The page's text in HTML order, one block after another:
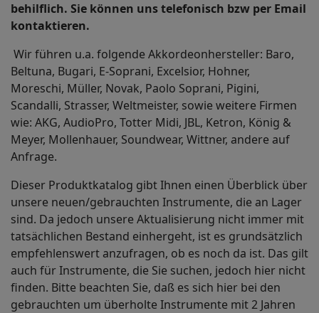
behilflich. Sie können uns telefonisch bzw per Email
kontaktieren.
Wir führen u.a. folgende Akkordeonhersteller: Baro,
Beltuna, Bugari, E-Soprani, Excelsior, Hohner,
Moreschi, Müller, Novak, Paolo Soprani, Pigini,
Scandalli, Strasser, Weltmeister, sowie weitere Firmen
wie: AKG, AudioPro, Totter Midi, JBL, Ketron, König &
Meyer, Mollenhauer, Soundwear, Wittner, andere auf
Anfrage.
Dieser Produktkatalog gibt Ihnen einen Überblick über
unsere neuen/gebrauchten Instrumente, die an Lager
sind. Da jedoch unsere Aktualisierung nicht immer mit
tatsächlichen Bestand einhergeht, ist es grundsätzlich
empfehlenswert anzufragen, ob es noch da ist. Das gilt
auch für Instrumente, die Sie suchen, jedoch hier nicht
finden. Bitte beachten Sie, daß es sich hier bei den
gebrauchten um überholte Instrumente mit 2 Jahren